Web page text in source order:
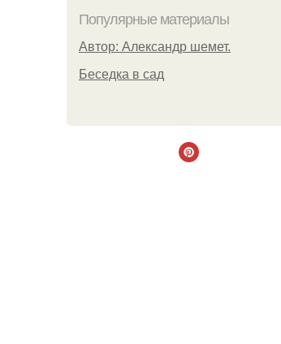
Популярные материалы
Автор: Александр шемет.
Беседка в сад